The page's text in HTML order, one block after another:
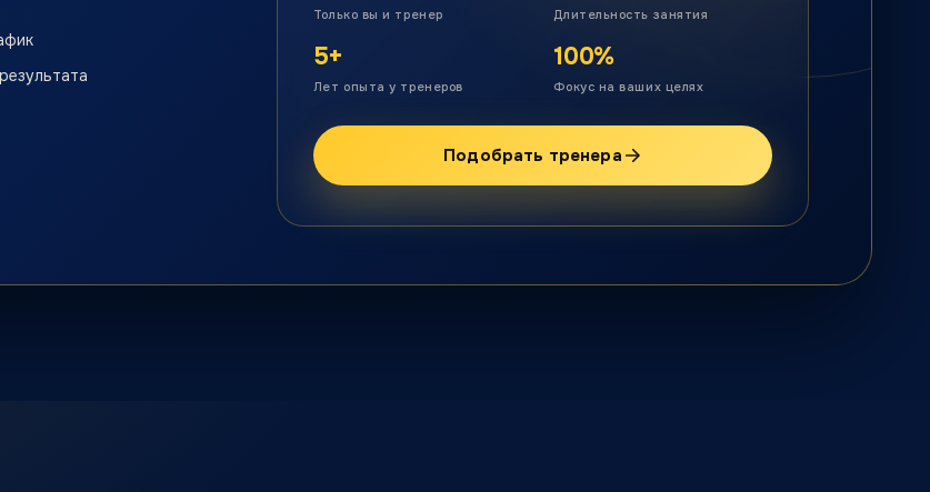
Только вы и тренер Длительность занятия
5+
Лет опыта у тренеров
100%
Фокус на ваших целях
Подобрать тренера